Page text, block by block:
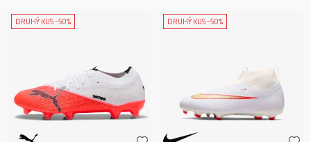
DRUHÝ KUS -50% DRUHÝ KUS -50%